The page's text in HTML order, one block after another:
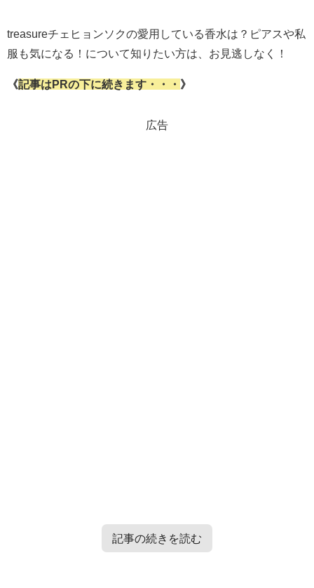
treasureチェヒョンソクの愛用している香水は？ピアスや私
服も気になる！について知りたい方は、お見逃しなく！
《記事はPRの下に続きます・・・ 》
広告
記事の続きを読む